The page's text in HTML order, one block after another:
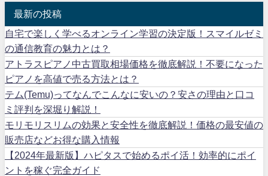
最新の投稿
自宅で楽しく学べるオンライン学習の決定版！スマイルゼミ
の通信教育の魅力とは？
アトラスピアノ中古買取相場価格を徹底解説！不要になった
ピアノを高値で売る方法とは？
テム(Temu)ってなんでこんなに安いの？安さの理由と口コ
ミ評判を深堀り解説！
モリモリスリムの効果と安全性を徹底解説！価格の最安値の
販売店などお得な購入情報
【2024年最新版】ハピタスで始めるポイ活！効率的にポイ
ントを稼ぐ完全ガイド